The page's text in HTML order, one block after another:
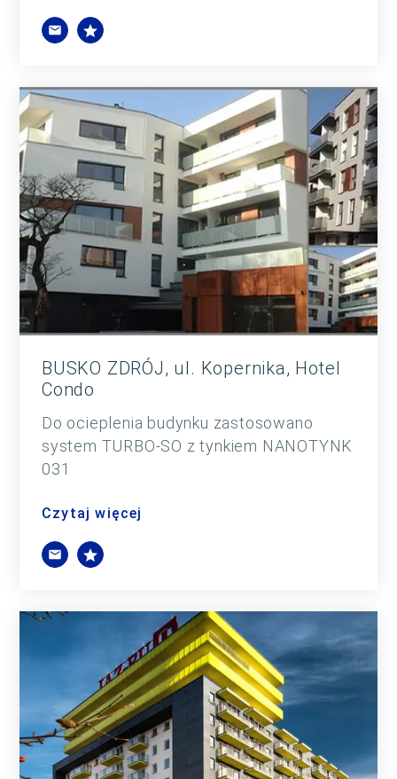
BUSKO ZDRÓJ, ul. Kopernika, Hotel
Condo
Do ocieplenia budynku zastosowano
system TURBO-SO z tynkiem NANOTYNK
031
Czytaj więcej